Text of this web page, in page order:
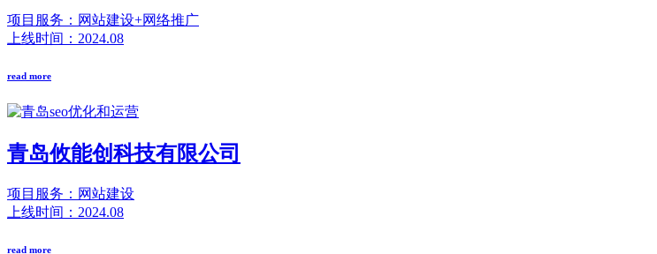
项目服务：网站建设+网络推广
上线时间：2024.08
read more
青岛攸能创科技有限公司
项目服务：网站建设
上线时间：2024.08
read more